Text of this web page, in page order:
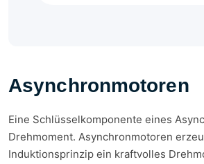
Asynchronmotoren
Eine Schlüsselkomponente eines
Drehmoment. Asynchronmotoren
Induktionsprinzip ein kraftvolles